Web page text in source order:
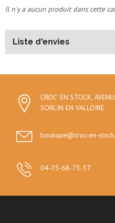
Il n'y a aucun produit dans cette
Liste d'envies
CROC' EN STOCK,
SORLIN EN VALLOIRE
boutique@croc-en-
04-75-68-73-37